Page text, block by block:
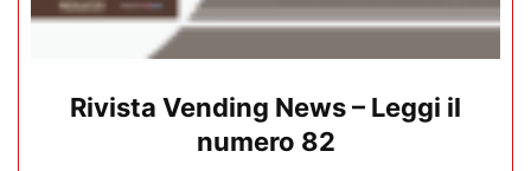
Rivista Vending News – Leggi il
numero 82